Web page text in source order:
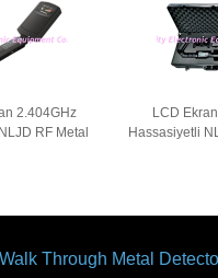
2.404GHz
RF Metal
LCD
Hassasiyetli
Walk Through Metal